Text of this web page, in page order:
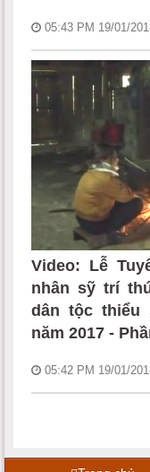
05:43 PM 19/01/
Video: Lễ
nhân sỹ trí
dân tộc thiểu
năm 2017 -
05:42 PM 19/01/